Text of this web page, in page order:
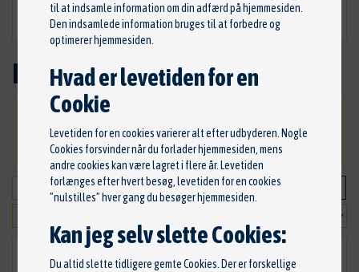
Niveau
betaling og levering af dine varer.
til at indsamle information om din adfærd på hjemmesiden.
Den indsamlede information bruges til at forbedre og
optimerer hjemmesiden.
Hvad er levetiden for en
Cookie
Levetiden for en cookies varierer alt efter udbyderen. Nogle
Cookies forsvinder når du forlader hjemmesiden, mens
andre cookies kan være lagret i flere år. Levetiden
forlænges efter hvert besøg, levetiden for en cookies
”nulstilles” hver gang du besøger hjemmesiden.
Kan jeg selv slette Cookies:
Du altid slette tidligere gemte Cookies. Der er forskellige